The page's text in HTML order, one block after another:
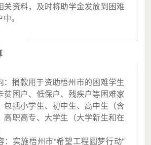
关资料，及时将助学金发放到困难
。
：捐款用于资助梧州市的困难学生
贫困户、低保户、残疾户等困难家
包括小学生、初中生、高中生（含
高职高专、大学生（大学新生和在
：实施梧州市“希望工程圆梦行动”